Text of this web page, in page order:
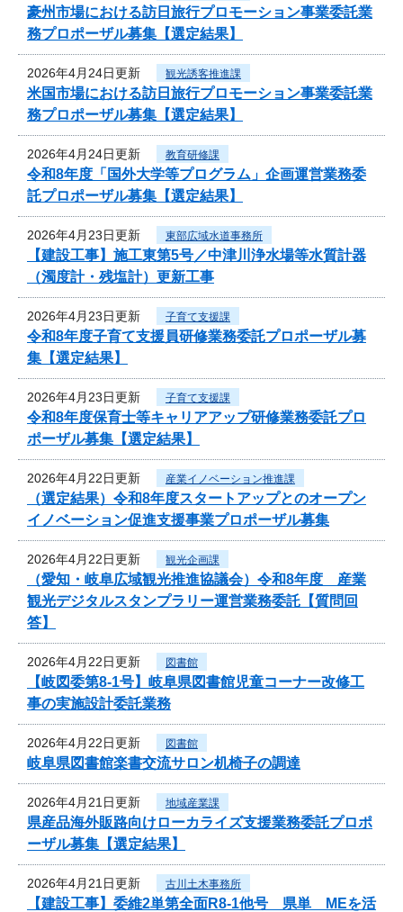
豪州市場における訪日旅行プロモーション事業委託業
務プロポーザル募集【選定結果】
2026年4月24日更新 観光誘客推進課
米国市場における訪日旅行プロモーション事業委託業
務プロポーザル募集【選定結果】
2026年4月24日更新 教育研修課
令和8年度「国外大学等プログラム」企画運営業務委
託プロポーザル募集【選定結果】
2026年4月23日更新 東部広域水道事務所
【建設工事】施工東第5号／中津川浄水場等水質計器
（濁度計・残塩計）更新工事
2026年4月23日更新 子育て支援課
令和8年度子育て支援員研修業務委託プロポーザル募
集【選定結果】
2026年4月23日更新 子育て支援課
令和8年度保育士等キャリアアップ研修業務委託プロ
ポーザル募集【選定結果】
2026年4月22日更新 産業イノベーション推進課
（選定結果）令和8年度スタートアップとのオープン
イノベーション促進支援事業プロポーザル募集
2026年4月22日更新 観光企画課
（愛知・岐阜広域観光推進協議会）令和8年度 産業
観光デジタルスタンプラリー運営業務委託【質問回
答】
2026年4月22日更新 図書館
【岐図委第8-1号】岐阜県図書館児童コーナー改修工
事の実施設計委託業務
2026年4月22日更新 図書館
岐阜県図書館楽書交流サロン机椅子の調達
2026年4月21日更新 地域産業課
県産品海外販路向けローカライズ支援業務委託プロポ
ーザル募集【選定結果】
2026年4月21日更新 古川土木事務所
【建設工事】委維2単第全面R8-1他号 県単 MEを活